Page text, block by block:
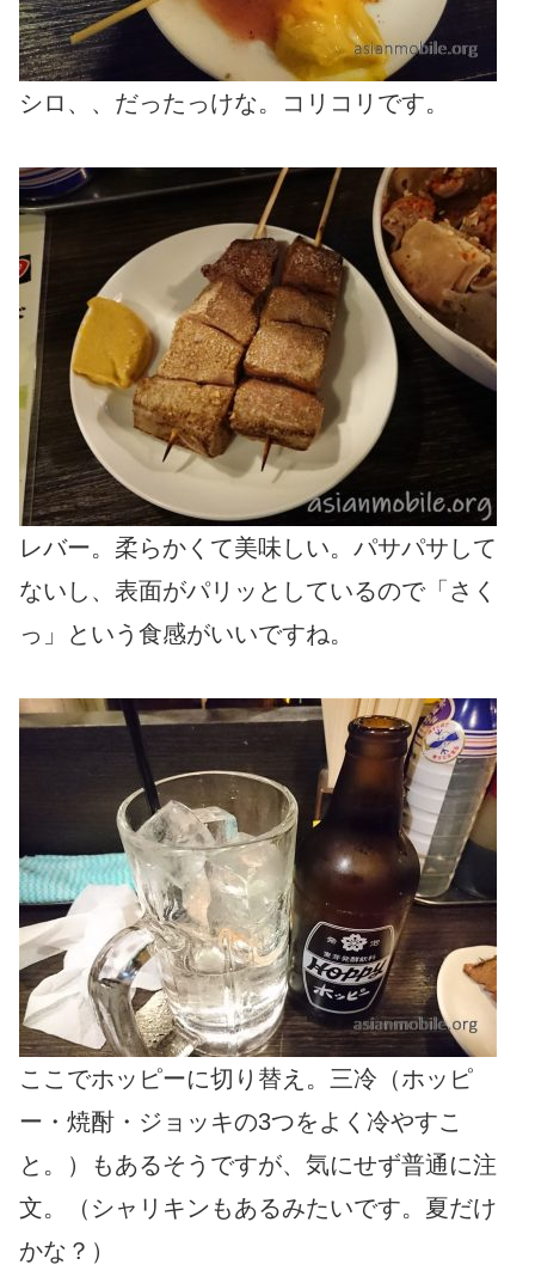
シロ、、だったっけな。コリコリです。
レバー。柔らかくて美味しい。パサパサして
ないし、表面がパリッとしているので「さく
っ」という食感がいいですね。
ここでホッピーに切り替え。三冷（ホッピ
ー・焼酎・ジョッキの3つをよく冷やすこ
と。）もあるそうですが、気にせず普通に注
文。（シャリキンもあるみたいです。夏だけ
かな？）